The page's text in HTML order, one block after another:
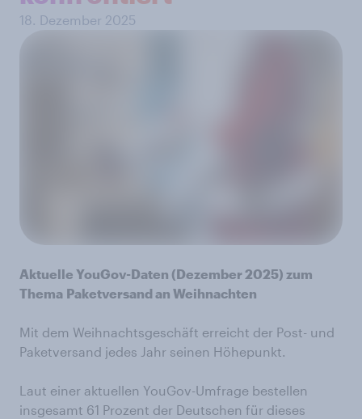
18. Dezember 2025
Aktuelle YouGov-Daten (Dezember 2025) zum
Thema Paketversand an Weihnachten
Mit dem Weihnachtsgeschäft erreicht der Post- und
Paketversand jedes Jahr seinen Höhepunkt.
Laut einer aktuellen YouGov-Umfrage bestellen
insgesamt 61 Prozent der Deutschen für dieses